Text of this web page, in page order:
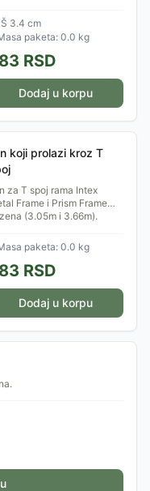
Š 3.4 cm
paketa: 0.0 kg
RSD
Dodaj u korpu
koji prolazi kroz T
za T spoj rama Intex
Frame i Prism Frame
(3.05m i 3.66m).
paketa: 0.0 kg
RSD
Dodaj u korpu